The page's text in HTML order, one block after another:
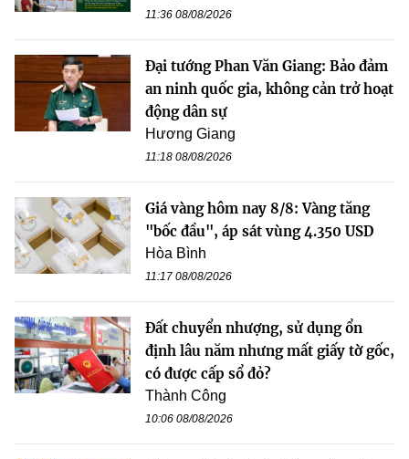
11:36 08/08/2026
Đại tướng Phan Văn Giang: Bảo đảm
an ninh quốc gia, không cản trở hoạt
động dân sự
Hương Giang
11:18 08/08/2026
Giá vàng hôm nay 8/8: Vàng tăng
"bốc đầu", áp sát vùng 4.350 USD
Hòa Bình
11:17 08/08/2026
Đất chuyển nhượng, sử dụng ổn
định lâu năm nhưng mất giấy tờ gốc,
có được cấp sổ đỏ?
Thành Công
10:06 08/08/2026